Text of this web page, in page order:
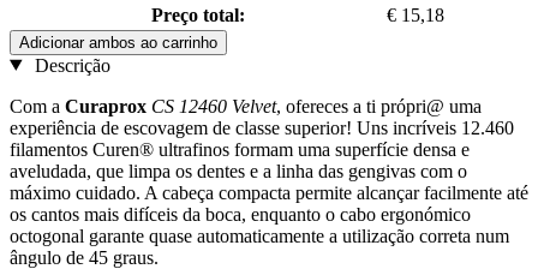
Preço total:
€ 15,18
Adicionar ambos ao carrinho
Descrição
Com a Curaprox CS 12460 Velvet, ofereces a ti própri@ uma
experiência de escovagem de classe superior! Uns incríveis 12.460
filamentos Curen® ultrafinos formam uma superfície densa e
aveludada, que limpa os dentes e a linha das gengivas com o
máximo cuidado. A cabeça compacta permite alcançar facilmente até
os cantos mais difíceis da boca, enquanto o cabo ergonómico
octogonal garante quase automaticamente a utilização correta num
ângulo de 45 graus.